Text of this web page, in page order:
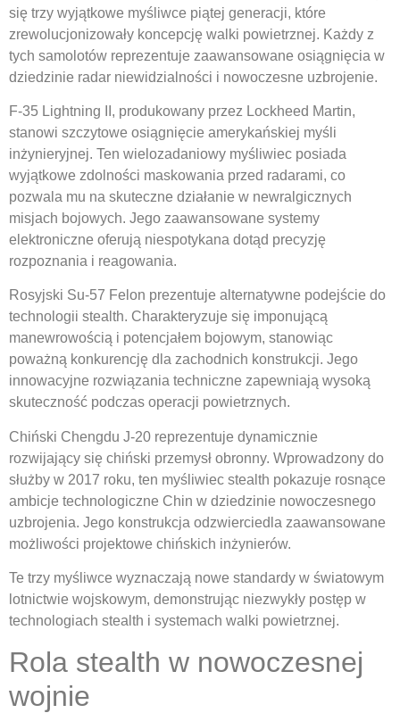
się trzy wyjątkowe myśliwce piątej generacji, które
zrewolucjonizowały koncepcję walki powietrznej. Każdy z
tych samolotów reprezentuje zaawansowane osiągnięcia w
dziedzinie radar niewidzialności i nowoczesne uzbrojenie.
F-35 Lightning II, produkowany przez Lockheed Martin,
stanowi szczytowe osiągnięcie amerykańskiej myśli
inżynieryjnej. Ten wielozadaniowy myśliwiec posiada
wyjątkowe zdolności maskowania przed radarami, co
pozwala mu na skuteczne działanie w newralgicznych
misjach bojowych. Jego zaawansowane systemy
elektroniczne oferują niespotykana dotąd precyzję
rozpoznania i reagowania.
Rosyjski Su-57 Felon prezentuje alternatywne podejście do
technologii stealth. Charakteryzuje się imponującą
manewrowością i potencjałem bojowym, stanowiąc
poważną konkurencję dla zachodnich konstrukcji. Jego
innowacyjne rozwiązania techniczne zapewniają wysoką
skuteczność podczas operacji powietrznych.
Chiński Chengdu J-20 reprezentuje dynamicznie
rozwijający się chiński przemysł obronny. Wprowadzony do
służby w 2017 roku, ten myśliwiec stealth pokazuje rosnące
ambicje technologiczne Chin w dziedzinie nowoczesnego
uzbrojenia. Jego konstrukcja odzwierciedla zaawansowane
możliwości projektowe chińskich inżynierów.
Te trzy myśliwce wyznaczają nowe standardy w światowym
lotnictwie wojskowym, demonstrując niezwykły postęp w
technologiach stealth i systemach walki powietrznej.
Rola stealth w nowoczesnej
wojnie